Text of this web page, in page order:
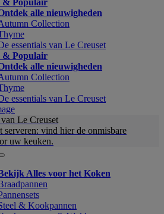
& Populair
alle nieuwigheden
Collection
essentials van Le Creuset
& Populair
alle nieuwigheden
Collection
essentials van Le Creuset
Le Creuset
serveren: vind hier de onmisbare
uw keuken.
Alles voor het Koken
& Kookpannen